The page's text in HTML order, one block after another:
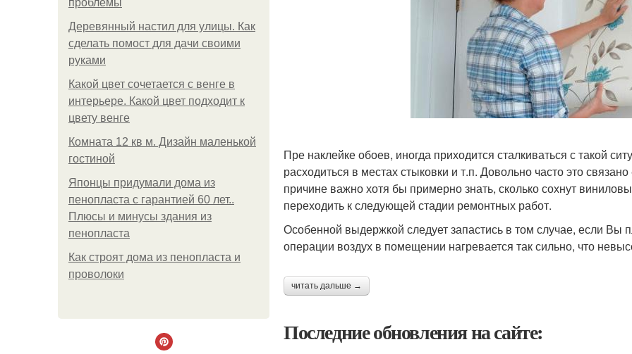
проблемы
Деревянный настил для улицы. Как
сделать помост для дачи своими
руками
Какой цвет сочетается с венге в
интерьере. Какой цвет подходит к
цвету венге
Комната 12 кв м. Дизайн маленькой
гостиной
Японцы придумали дома из
пенопласта с гарантией 60 лет..
Плюсы и минусы здания из
пенопласта
Как строят дома из пенопласта и
проволоки
Пре наклейке обоев, иногда приходится сталкиваться с такой
расходиться в местах стыковки и т.п. Довольно часто это
причине важно хотя бы примерно знать, сколько сохнут
переходить к следующей стадии ремонтных работ.
Особенной выдержкой следует запастись в том случае, если Вы
операции воздух в помещении нагревается так сильно, что
читать дальше →
Последние обновления на сайте: